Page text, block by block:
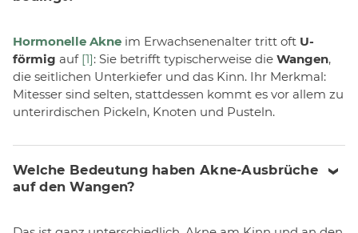
Hormonelle Akne im Erwachsenenalter tritt oft U-
förmig auf [1]: Sie betrifft typischerweise die Wangen,
die seitlichen Unterkiefer und das Kinn. Ihr Merkmal:
Mitesser sind selten, stattdessen kommt es vor allem zu
unterirdischen Pickeln, Knoten und Pusteln.
Welche Bedeutung haben Akne-Ausbrüche
auf den Wangen?